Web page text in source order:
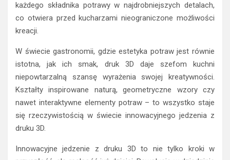
każdego składnika potrawy w najdrobniejszych detalach,
co otwiera przed kucharzami nieograniczone możliwości
kreacji.
W świecie gastronomii, gdzie estetyka potraw jest równie
istotna, jak ich smak, druk 3D daje szefom kuchni
niepowtarzalną szansę wyrażenia swojej kreatywności.
Kształty inspirowane naturą, geometryczne wzory czy
nawet interaktywne elementy potraw – to wszystko staje
się rzeczywistością w świecie innowacyjnego jedzenia z
druku 3D.
Innowacyjne jedzenie z druku 3D to nie tylko kroki w